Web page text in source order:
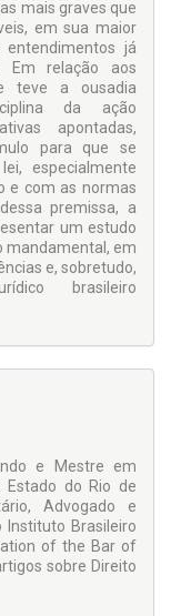
mais graves que
em sua maior
já
Em relação aos
teve a ousadia
da ação
apontadas,
para que se
especialmente
e com as normas
premissa, a
um estudo
mandamental, em
e, sobretudo,
brasileiro
e Mestre em
Estado do Rio de
Advogado e
Instituto Brasileiro
of the Bar of
sobre Direito